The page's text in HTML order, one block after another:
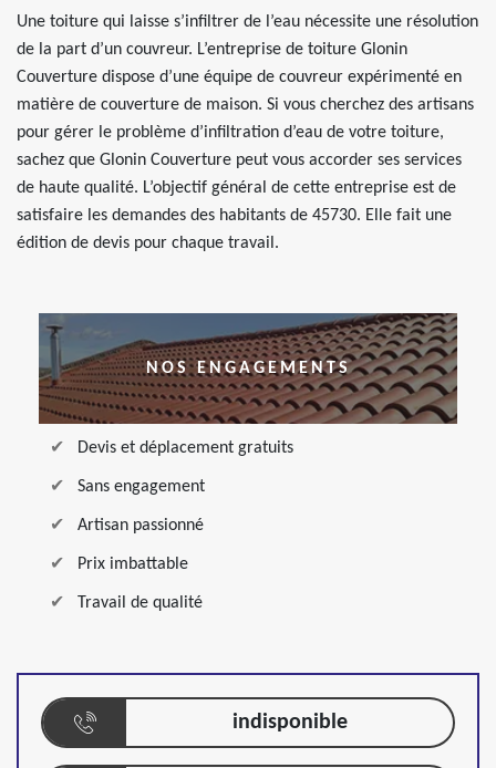
Une toiture qui laisse s’infiltrer de l’eau nécessite une résolution
de la part d’un couvreur. L’entreprise de toiture Glonin
Couverture dispose d’une équipe de couvreur expérimenté en
matière de couverture de maison. Si vous cherchez des artisans
pour gérer le problème d’infiltration d’eau de votre toiture,
sachez que Glonin Couverture peut vous accorder ses services
de haute qualité. L’objectif général de cette entreprise est de
satisfaire les demandes des habitants de 45730. Elle fait une
édition de devis pour chaque travail.
NOS ENGAGEMENTS
Devis et déplacement gratuits
Sans engagement
Artisan passionné
Prix imbattable
Travail de qualité
indisponible